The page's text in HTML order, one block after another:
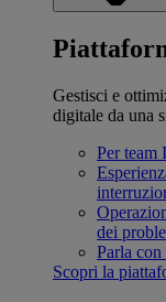
Gestisci e
digitale da una
Per team
dei
Parla
Scopri la